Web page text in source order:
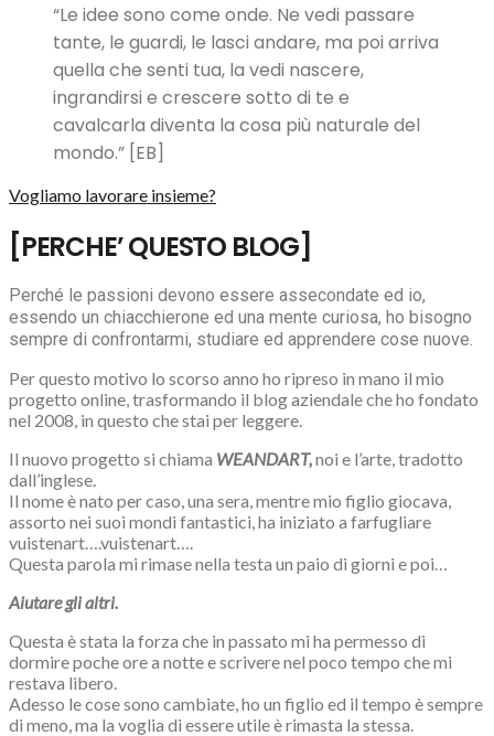
“Le idee sono come onde. Ne vedi passare
tante, le guardi, le lasci andare, ma poi arriva
quella che senti tua, la vedi nascere,
ingrandirsi e crescere sotto di te e
cavalcarla diventa la cosa più naturale del
mondo.” [EB]
Vogliamo lavorare insieme?
[PERCHE’ QUESTO BLOG]
Perché le passioni devono essere assecondate ed io,
essendo un chiacchierone ed una mente curiosa, ho bisogno
sempre di confrontarmi, studiare ed apprendere cose nuove.
Per questo motivo lo scorso anno ho ripreso in mano il mio
progetto online, trasformando il blog aziendale che ho fondato
nel 2008, in questo che stai per leggere.
Il nuovo progetto si chiama WEANDART,noi e l’arte, tradotto
dall’inglese.
Il nome è nato per caso, una sera, mentre mio figlio giocava,
assorto nei suoi mondi fantastici, ha iniziato a farfugliare
vuistenart….vuistenart….
Questa parola mi rimase nella testa un paio di giorni e poi…
Aiutare gli altri.
Questa è stata la forza che in passato mi ha permesso di
dormire poche ore a notte e scrivere nel poco tempo che mi
restava libero.
Adesso le cose sono cambiate, ho un figlio ed il tempo è sempre
di meno, ma la voglia di essere utile è rimasta la stessa.